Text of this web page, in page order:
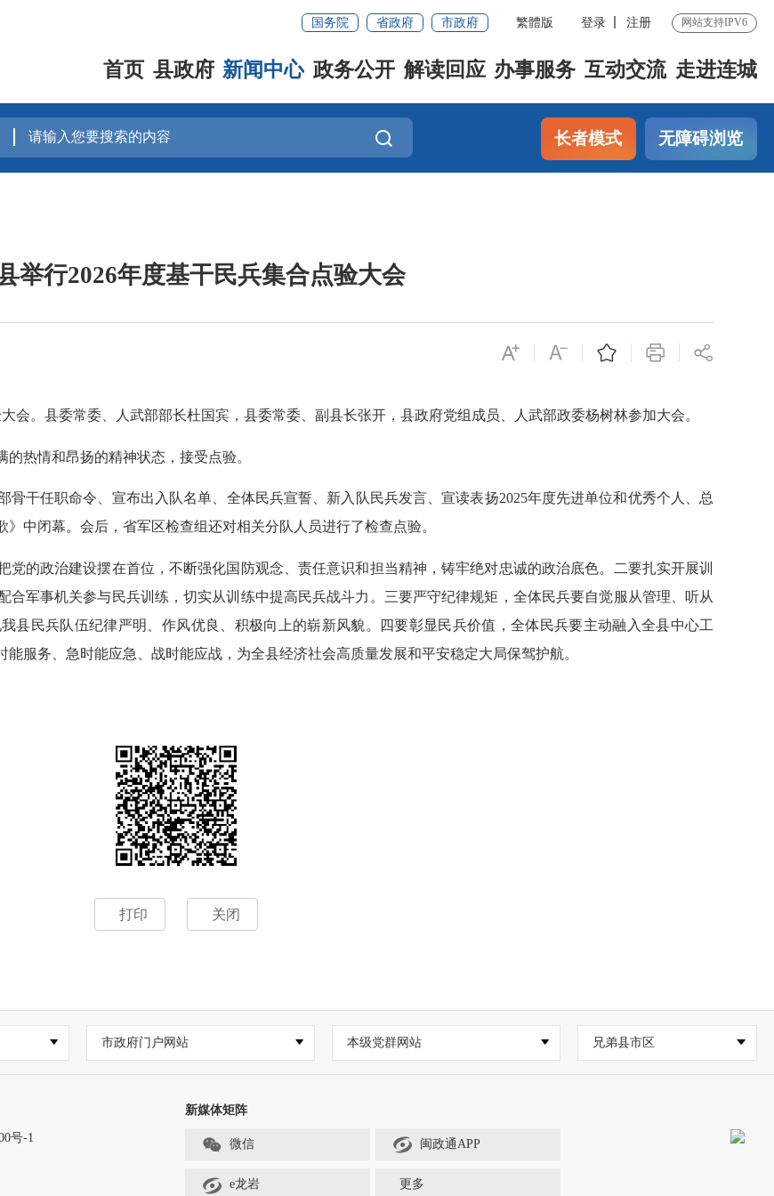
国务院 省政府 市政府 繁體版 登录 注册 网站支持IPV6
首页 县政府 新闻中心 政务公开 解读回应 办事服务 互动交流 走进连城
长者模式 无障碍浏览
举行2026年度基干民兵集合点验大会
。县委常委、人武部部长杜国宾，县委常委、副县长张开，县政府党组成员、人武部政委杨树林参加大会。
热情和昂扬的精神状态，接受点验。
任职命令、宣布出入队名单、全体民兵宣誓、新入队民兵发言、宣读表扬2025年度先进单位和优秀个人、总
中闭幕。会后，省军区检查组还对相关分队人员进行了检查点验。
政治建设摆在首位，不断强化国防观念、责任意识和担当精神，铸牢绝对忠诚的政治底色。二要扎实开展训
军事机关参与民兵训练，切实从训练中提高民兵战斗力。三要严守纪律规矩，全体民兵要自觉服从管理、听从
县民兵队伍纪律严明、作风优良、积极向上的崭新风貌。四要彰显民兵价值，全体民兵要主动融入全县中心工
服务、急时能应急、战时能应战，为全县经济社会高质量发展和平安稳定大局保驾护航。
打印 关闭
市政府门户网站 本级党群网站 兄弟县市区
号-1
新媒体矩阵
微信 闽政通APP
e龙岩 更多